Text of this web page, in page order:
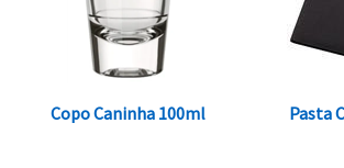
Copo Caninha 100ml Pasta